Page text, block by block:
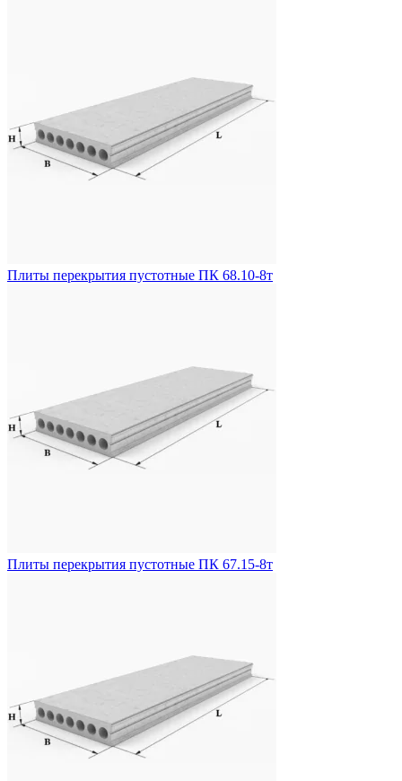
Плиты перекрытия пустотные ПК 68.10-8т
Плиты перекрытия пустотные ПК 67.15-8т